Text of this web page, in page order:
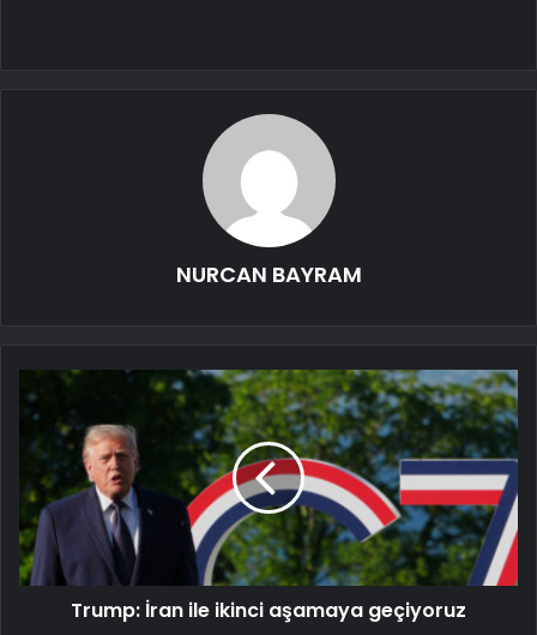
NURCAN BAYRAM
Trump: İran ile ikinci aşamaya geçiyoruz